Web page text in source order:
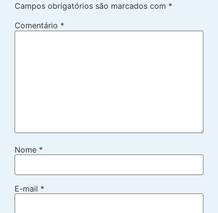
Campos obrigatórios são marcados com *
Comentário *
Nome *
E-mail *